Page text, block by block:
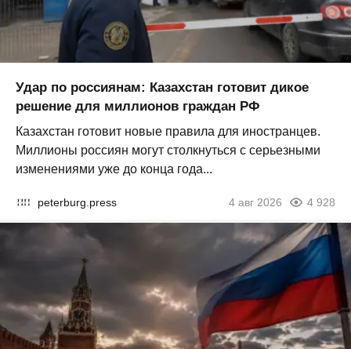
Удар по россиянам: Казахстан готовит дикое
решение для миллионов граждан РФ
Казахстан готовит новые правила для иностранцев.
Миллионы россиян могут столкнуться с серьезными
изменениями уже до конца года...
peterburg.press 4 авг 2026 4 928